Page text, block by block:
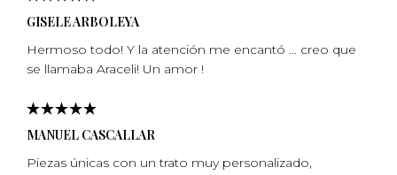
GISELE ARBOLEYA
Hermoso todo! Y la atención me encantó … creo que
se llamaba Araceli! Un amor !
MANUEL CASCALLAR
Piezas únicas con un trato muy personalizado,